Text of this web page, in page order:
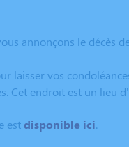
annonçons le décès
laisser vos
Cet endroit est un lieu
estdisponible ici.